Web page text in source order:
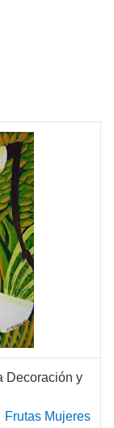
Decoración y
Frutas Mujeres